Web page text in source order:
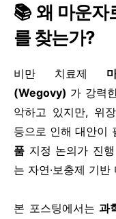
📚 왜 마운자
를 찾는가?
비만 치료제
(Wegovy) 가 강력
악하고 있지만, 위
등으로 인해 대안
품 지정 논의가 진
는 자연·보충제 기
본 포스팅에서는 과